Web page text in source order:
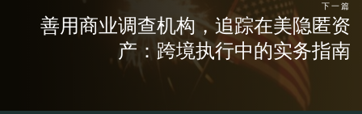
下一篇
善用商业调查机构，追踪在美隐匿资
产：跨境执行中的实务指南